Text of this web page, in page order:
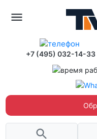
+7 (495) 032-14-33